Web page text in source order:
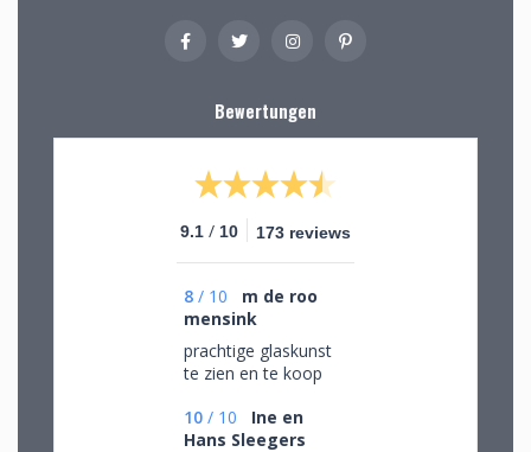
Bewertungen
9.1 / 10 173 reviews
8 / 10
m de roo
mensink
prachtige glaskunst
te zien en te koop
10 / 10
Ine en
Hans Sleegers